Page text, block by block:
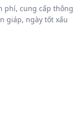
phí, cung cấp thông
giáp, ngày tốt xấu